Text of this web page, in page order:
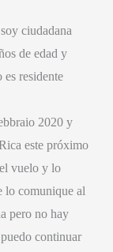
ciudadana
de edad y
es residente
2020 y
este próximo
vuelo y lo
lo comunique al
pero no hay
continuar